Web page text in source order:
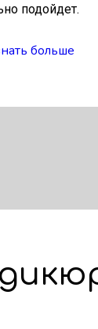
подойдет.
больше